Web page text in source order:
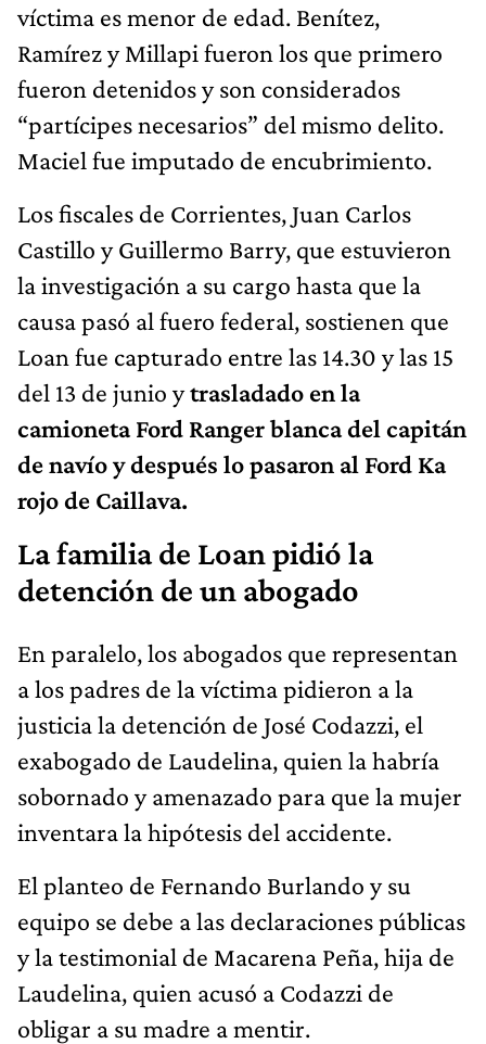
víctima es menor de edad. Benítez,
Ramírez y Millapi fueron los que primero
fueron detenidos y son considerados
“partícipes necesarios” del mismo delito.
Maciel fue imputado de encubrimiento.
Los fiscales de Corrientes, Juan Carlos
Castillo y Guillermo Barry, que estuvieron
la investigación a su cargo hasta que la
causa pasó al fuero federal, sostienen que
Loan fue capturado entre las 14.30 y las 15
del 13 de junio ytrasladado en la
camioneta Ford Ranger blanca del capitán
de navío y después lo pasaron al Ford Ka
rojo de Caillava.
La familia de Loan pidió la
detención de un abogado
En paralelo, los abogados que representan
a los padres de la víctima pidieron a la
justicia la detención de José Codazzi, el
exabogado de Laudelina, quien la habría
sobornado y amenazado para que la mujer
inventara la hipótesis del accidente.
El planteo de Fernando Burlando y su
equipo se debe a las declaraciones públicas
y la testimonial de Macarena Peña, hija de
Laudelina, quien acusó a Codazzi de
obligar a su madre a mentir.